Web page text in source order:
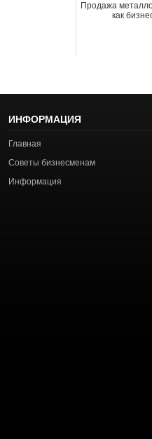
Продажа
как
ИНФОРМАЦИЯ
Главная
Советы бизнесменам
Информация